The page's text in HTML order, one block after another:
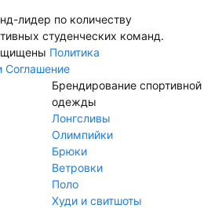
лидер по количеству
студенческих команд.
Политика
Соглашение
Брендирование спортивной
одежды
Лонгсливы
Олимпийки
Брюки
Ветровки
Поло
Худи и свитшоты